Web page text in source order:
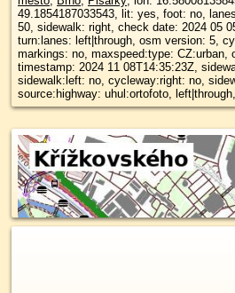
49.1854187033543, lit: yes, foot: no,
50, sidewalk: right, check date: 2024 05
turn:lanes: left|through, osm version: 5,
markings: no, maxspeed:type: CZ:urban,
timestamp: 2024 11 08T14:35:23Z,
sidewalk:left: no, cycleway:right: no,
source:highway: uhul:ortofoto,